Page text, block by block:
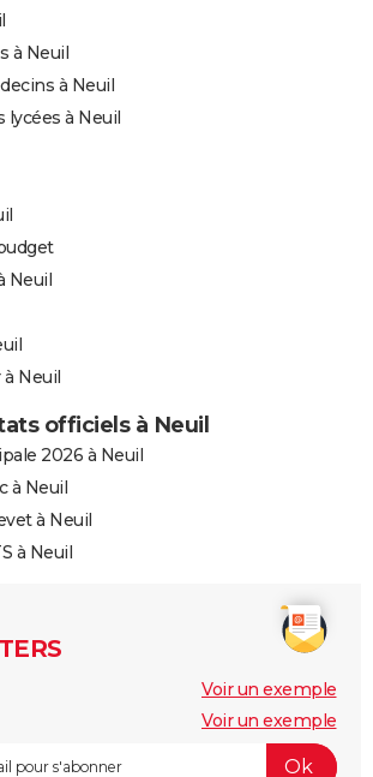
à Neuil
à Neuil
lycées à Neuil
Neuil
Neuil
officiels à Neuil
2026 à Neuil
à Neuil
à Neuil
à Neuil
Voir un exemple
Voir un exemple